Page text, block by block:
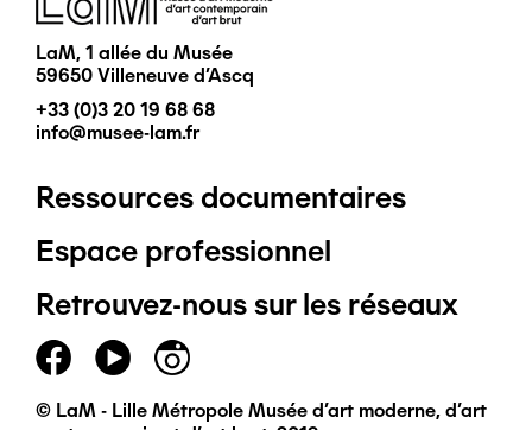
LaM, 1 allée du Musée
59650 Villeneuve d'Ascq
+33 (0)3 20 19 68 68
info@musee-lam.fr
Pied
de
page
principal
Ressources documentaires
Espace professionnel
Retrouvez-nous sur les réseaux
© LaM - Lille Métropole Musée d'art moderne, d'art